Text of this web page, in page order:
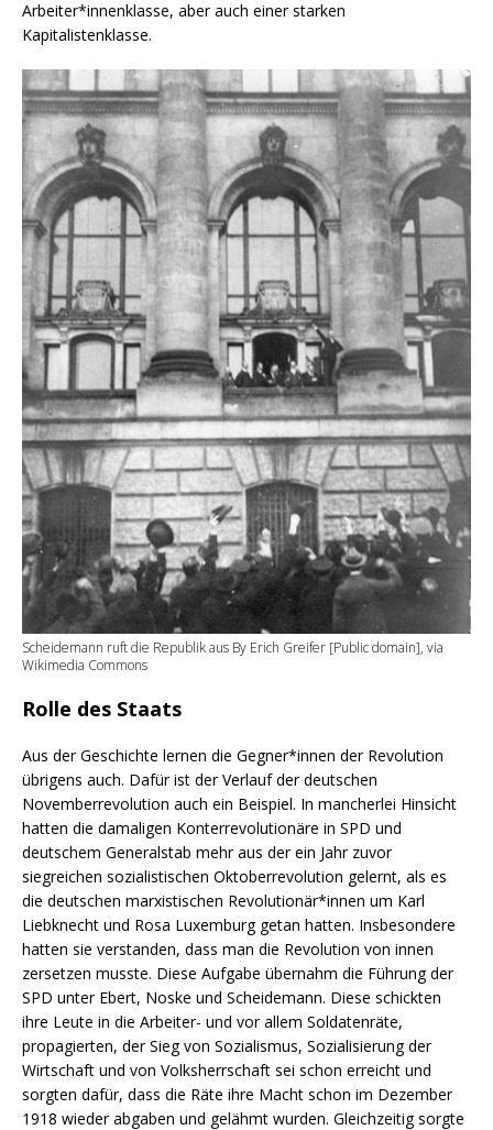
Arbeiter*innenklasse, aber auch einer starken
Kapitalistenklasse.
Scheidemann ruft die Republik aus By Erich Greifer [Public domain], via
Wikimedia Commons
Rolle des Staats
Aus der Geschichte lernen die Gegner*innen der Revolution
übrigens auch. Dafür ist der Verlauf der deutschen
Novemberrevolution auch ein Beispiel. In mancherlei Hinsicht
hatten die damaligen Konterrevolutionäre in SPD und
deutschem Generalstab mehr aus der ein Jahr zuvor
siegreichen sozialistischen Oktoberrevolution gelernt, als es
die deutschen marxistischen Revolutionär*innen um Karl
Liebknecht und Rosa Luxemburg getan hatten. Insbesondere
hatten sie verstanden, dass man die Revolution von innen
zersetzen musste. Diese Aufgabe übernahm die Führung der
SPD unter Ebert, Noske und Scheidemann. Diese schickten
ihre Leute in die Arbeiter- und vor allem Soldatenräte,
propagierten, der Sieg von Sozialismus, Sozialisierung der
Wirtschaft und von Volksherrschaft sei schon erreicht und
sorgten dafür, dass die Räte ihre Macht schon im Dezember
1918 wieder abgaben und gelähmt wurden. Gleichzeitig sorgte